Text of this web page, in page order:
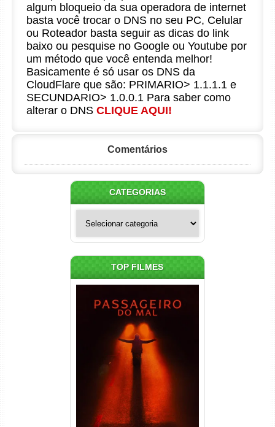
algum bloqueio da sua operadora de internet
basta você trocar o DNS no seu PC, Celular
ou Roteador basta seguir as dicas do link
baixo ou pesquise no Google ou Youtube por
um método que você entenda melhor!
Basicamente é só usar os DNS da
CloudFlare que são: PRIMARIO> 1.1.1.1 e
SECUNDARIO> 1.0.0.1 Para saber como
alterar o DNS CLIQUE AQUI!
Comentários
CATEGORIAS
TOP FILMES
Passageiro do Mal Torrent
(2026) WEB-DL 1080p Dual
Áudio